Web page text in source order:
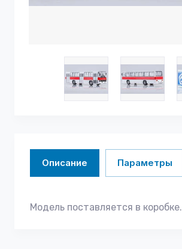
Описание Параметры
Модель поставляется в коробке.